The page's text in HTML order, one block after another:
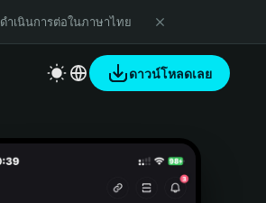
ดำเนินการต่อในภาษาไทย
ดาวน์โหลดเลย